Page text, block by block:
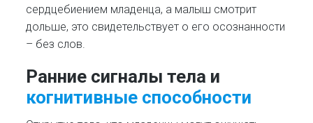
сердцебиением младенца, а малыш смотрит
дольше, это свидетельствует о его осознанности
– без слов.
Ранние сигналы тела и
когнитивные способности